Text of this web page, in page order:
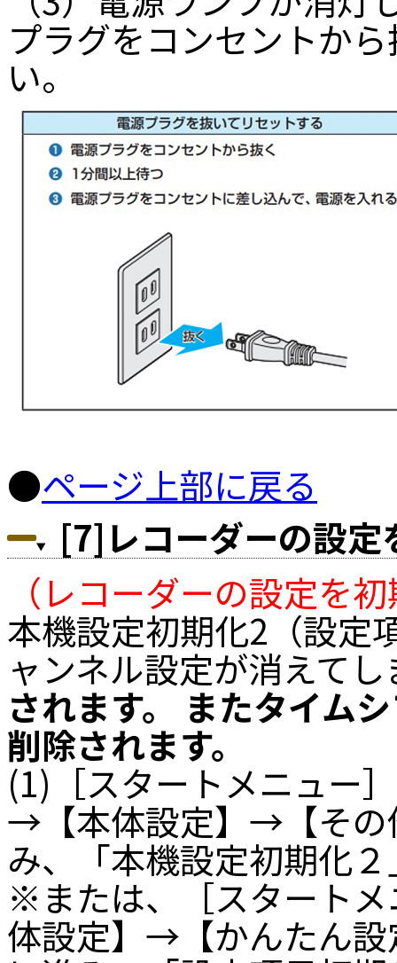
プラグをコンセントか
い。
●ページ上部に戻る
[7]レコーダーの設定
（レコーダーの設定を
本機設定初期化2（設定
ャンネル設定が消えて
されます。 またタイム
削除されます。
(1)［スタートメニュー
→【本体設定】→【その
み、「本機設定初期化
※または、［スタート
体設定】→【かんたん